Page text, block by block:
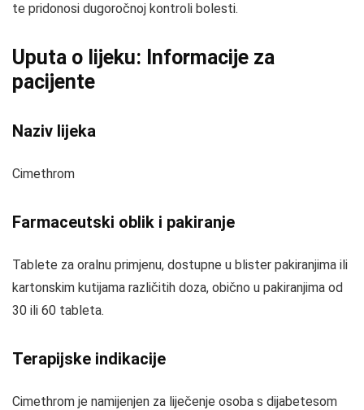
te pridonosi dugoročnoj kontroli bolesti.
Uputa o lijeku: Informacije za
pacijente
Naziv lijeka
Cimethrom
Farmaceutski oblik i pakiranje
Tablete za oralnu primjenu, dostupne u blister pakiranjima ili
kartonskim kutijama različitih doza, obično u pakiranjima od
30 ili 60 tableta.
Terapijske indikacije
Cimethrom je namijenjen za liječenje osoba s dijabetesom